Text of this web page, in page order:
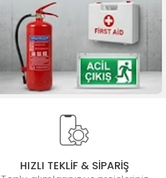
HIZLI TEKLİF & SİPARİŞ